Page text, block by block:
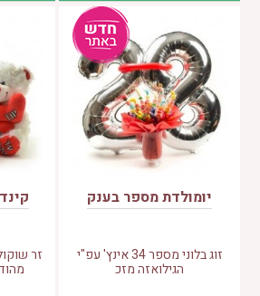
יומולדת מספר בענק
זוג בלוני מספר 34 אינץ' עפ"י
הגילואזה מזכ
זר